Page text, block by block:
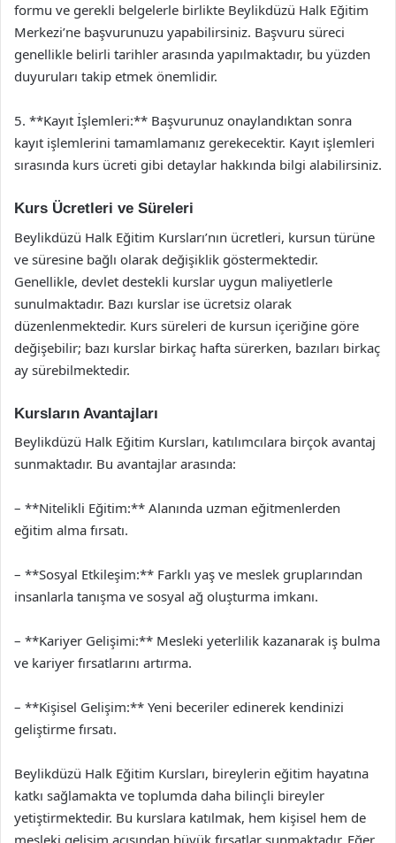
formu ve gerekli belgelerle birlikte Beylikdüzü Halk Eğitim
Merkezi’ne başvurunuzu yapabilirsiniz. Başvuru süreci
genellikle belirli tarihler arasında yapılmaktadır, bu yüzden
duyuruları takip etmek önemlidir.
5. **Kayıt İşlemleri:** Başvurunuz onaylandıktan sonra
kayıt işlemlerini tamamlamanız gerekecektir. Kayıt işlemleri
sırasında kurs ücreti gibi detaylar hakkında bilgi alabilirsiniz.
Kurs Ücretleri ve Süreleri
Beylikdüzü Halk Eğitim Kursları’nın ücretleri, kursun türüne
ve süresine bağlı olarak değişiklik göstermektedir.
Genellikle, devlet destekli kurslar uygun maliyetlerle
sunulmaktadır. Bazı kurslar ise ücretsiz olarak
düzenlenmektedir. Kurs süreleri de kursun içeriğine göre
değişebilir; bazı kurslar birkaç hafta sürerken, bazıları birkaç
ay sürebilmektedir.
Kursların Avantajları
Beylikdüzü Halk Eğitim Kursları, katılımcılara birçok avantaj
sunmaktadır. Bu avantajlar arasında:
– **Nitelikli Eğitim:** Alanında uzman eğitmenlerden
eğitim alma fırsatı.
– **Sosyal Etkileşim:** Farklı yaş ve meslek gruplarından
insanlarla tanışma ve sosyal ağ oluşturma imkanı.
– **Kariyer Gelişimi:** Mesleki yeterlilik kazanarak iş bulma
ve kariyer fırsatlarını artırma.
– **Kişisel Gelişim:** Yeni beceriler edinerek kendinizi
geliştirme fırsatı.
Beylikdüzü Halk Eğitim Kursları, bireylerin eğitim hayatına
katkı sağlamakta ve toplumda daha bilinçli bireyler
yetiştirmektedir. Bu kurslara katılmak, hem kişisel hem de
mesleki gelişim açısından büyük fırsatlar sunmaktadır. Eğer